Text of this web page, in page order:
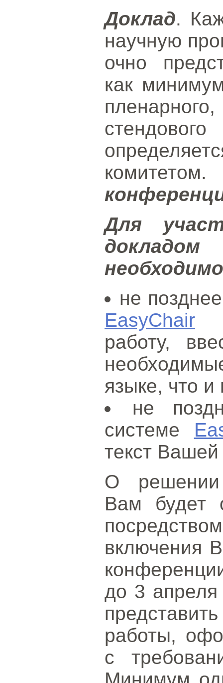
Доклад.
научную
очно
как
Для
необходимо
не
EasyChair
работу,
языке, что
не
системе
текст
О решении
Вам будет
включения
до 3
работы,
с